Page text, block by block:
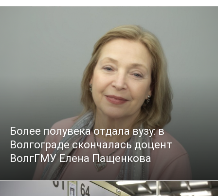
Более полувека отдала вузу: в
Волгограде скончалась доцент
ВолгГМУ Елена Пащенкова